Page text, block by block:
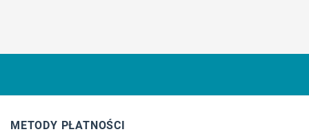
METODY PŁATNOŚCI